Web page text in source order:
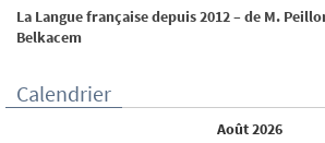
La Langue française depuis 2012 – de M.
Belkacem
Calendrier
août 2026